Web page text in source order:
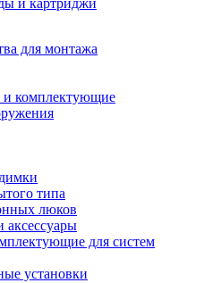
и картриджи
для монтажа
и комплектующие
типа
люков
аксессуары
для систем
установки